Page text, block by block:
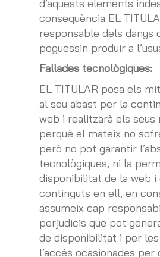
d’aquests elements
conseqüència EL
responsable dels danys
poguessin produir a
Fallades tecnològiques:
EL TITULAR posa els
al seu abast per la
web i realitzarà els
perquè el mateix no
però no pot garantir
tecnològiques, ni la
disponibilitat de la web i
continguts en ell, en
assumeix cap
perjudicis que pot
de disponibilitat i per
l’accés ocasionades per